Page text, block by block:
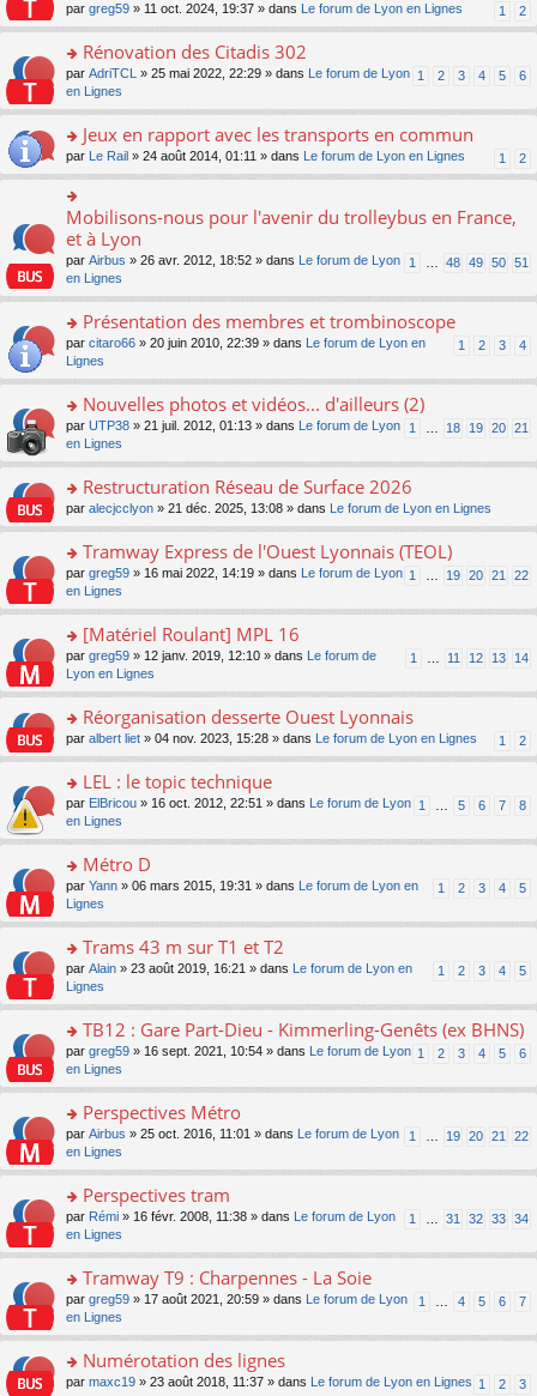
ult
er
le
m
e
s
a
g
e
n
o
n
le
u
s
ré
c
e
1 2
par greg59 » 11 oct. 2024, 19:37 » dans Le forum de Lyon en Lignes
o
n
s
er
le
m
e
s
s
g
o
n
lu
le
u
s
ré
c
e
nt
Rénovation des Citadis 302
1 2 3 4 5 6
par AdriTCL » 25 mai 2022, 22:29 » dans
Le forum de Lyon
en Lignes
o
n
s
ult
er
le
m
e
s
s
g
o
n
lu
le
u
s
ré
c
e
nt
Jeux en rapport avec les transports en commun
1 2
par Le Rail » 24 août 2014, 01:11 » dans Le forum de Lyon en Lignes
o
n
ult
le
m
e
s
s
g
e
n
o
n
lu
u
s
ré
c
e
Mobilisons-nous pour l'avenir du trolleybus en France,
et à Lyon
1 48 49 50 51
par Airbus » 26 avr. 2012, 18:52 » dans
Le forum de Lyon
en Lignes
o
s
er
le
m
e
s
s
e
n
o
n
lu
pl
ré
c
e
Présentation des membres et trombinoscope
1 2 3 4
par citaro66 » 20 juin 2010, 22:39 » dans
Le forum de Lyon en
Lignes
o
n
s
er
le
m
e
s
s
e
n
o
n
lu
pl
s
ré
c
e
Nouvelles photos et vidéos... d'ailleurs (2)
1 18 19 20 21
par UTP38 » 21 juil. 2012, 01:13 » dans
Le forum de Lyon
en Lignes
o
n
ult
er
le
m
e
s
s
e
n
o
n
le
s
ré
e
Restructuration Réseau de Surface 2026
par alecjcclyon » 21 déc. 2025, 13:08 » dans Le forum de Lyon en Lignes
o
n
s
er
le
m
e
s
s
e
n
o
n
lu
pl
ré
c
nt
Tramway Express de l'Ouest Lyonnais (TEOL)
1 19 20 21 22
par greg59 » 16 mai 2022, 14:19 » dans
Le forum de Lyon
en Lignes
o
s
er
le
m
e
s
s
e
n
o
n
lu
pl
ré
c
e
nt
[Matériel Roulant] MPL 16
1 11 12 13 14
par greg59 » 12 janv. 2019, 12:10 » dans
Le forum de
Lyon en Lignes
o
n
ult
er
le
m
e
s
s
e
n
o
n
lu
pl
ré
c
e
nt
Réorganisation desserte Ouest Lyonnais
1 2
par albert liet » 04 nov. 2023, 15:28 » dans Le forum de Lyon en Lignes
o
n
s
er
le
m
e
s
s
a
n
o
n
lu
le
u
c
e
nt
LEL : le topic technique
1 5 6 7 8
par ElBricou » 16 oct. 2012, 22:51 » dans
Le forum de Lyon
en Lignes
o
s
er
le
m
e
s
s
a
n
o
n
lu
le
u
c
e
nt
Métro D
1 2 3 4 5
par Yann » 06 mars 2015, 19:31 » dans
Le forum de Lyon en
Lignes
o
s
er
le
m
e
s
s
a
n
o
n
lu
le
u
c
e
Trams 43 m sur T1 et T2
1 2 3 4 5
par Alain » 23 août 2019, 16:21 » dans
Le forum de Lyon en
Lignes
o
n
s
er
le
m
e
s
s
a
n
o
n
lu
le
u
TB12 : Gare Part-Dieu - Kimmerling-Genêts (ex BHNS)
1 2 3 4 5 6
par greg59 » 16 sept. 2021, 10:54 » dans
Le forum de Lyon
en Lignes
o
n
s
er
le
m
e
s
s
a
n
o
Perspectives Métro
1 19 20 21 22
par Airbus » 25 oct. 2016, 11:01 » dans
Le forum de Lyon
en Lignes
o
n
s
er
le
m
e
s
s
Perspectives tram
1 31 32 33 34
par Rémi » 16 févr. 2008, 11:38 » dans
Le forum de Lyon
en Lignes
o
n
s
er
le
Tramway T9 : Charpennes - La Soie
1 4 5 6 7
par greg59 » 17 août 2021, 20:59 » dans
Le forum de Lyon
en Lignes
o
Numérotation des lignes
1 2 3
par maxc19 » 23 août 2018, 11:37 » dans Le forum de Lyon en Lignes